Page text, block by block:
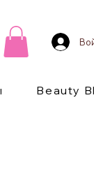
Beauty